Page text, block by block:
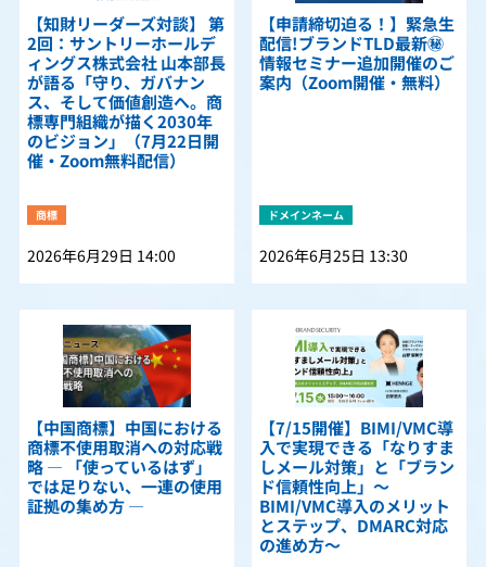
【知財リーダーズ対談】 第
2回：サントリーホールデ
ィングス株式会社 山本部長
が語る「守り、ガバナン
ス、そして価値創造へ。商
標専門組織が描く2030年
のビジョン」（7月22日開
催・Zoom無料配信）
商標
2026年6月29日 14:00
【申請締切迫る！】緊急生
配信!ブランドTLD最新㊙
情報セミナー追加開催のご
案内（Zoom開催・無料）
ドメインネーム
2026年6月25日 13:30
【中国商標】中国における
商標不使用取消への対応戦
略 — 「使っているはず」
では足りない、一連の使用
証拠の集め方 —
【7/15開催】BIMI/VMC導
入で実現できる「なりすま
しメール対策」と「ブラン
ド信頼性向上」〜
BIMI/VMC導入のメリット
とステップ、DMARC対応
の進め方〜